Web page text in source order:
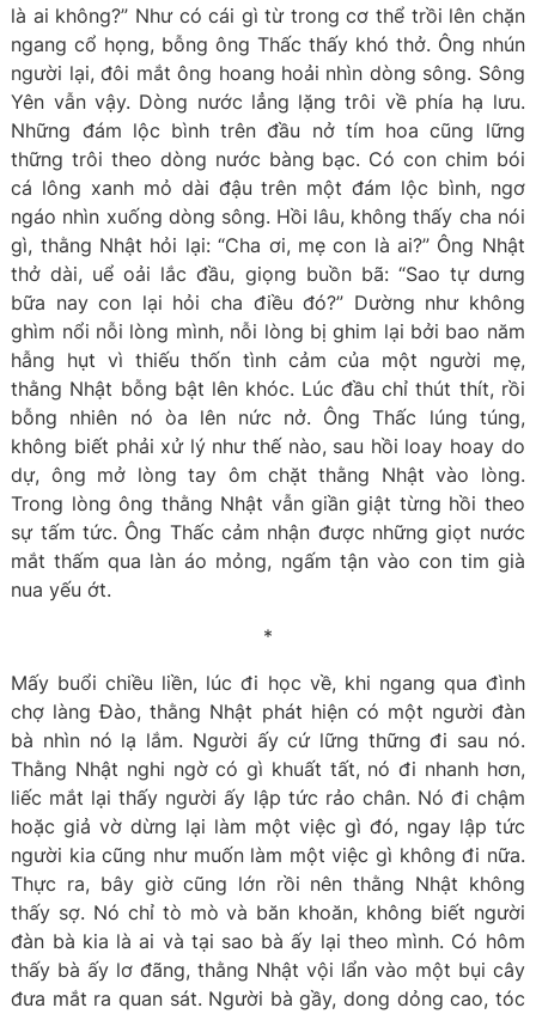
là ai không?” Như có cái gì từ trong cơ thể trồi lên chặn
ngang cổ họng, bỗng ông Thấc thấy khó thở. Ông nhún
người lại, đôi mắt ông hoang hoải nhìn dòng sông. Sông
Yên vẫn vậy. Dòng nước lẳng lặng trôi về phía hạ lưu.
Những đám lộc bình trên đầu nở tím hoa cũng lững
thững trôi theo dòng nước bàng bạc. Có con chim bói
cá lông xanh mỏ dài đậu trên một đám lộc bình, ngơ
ngáo nhìn xuống dòng sông. Hồi lâu, không thấy cha nói
gì, thằng Nhật hỏi lại: “Cha ơi, mẹ con là ai?” Ông Nhật
thở dài, uể oải lắc đầu, giọng buồn bã: “Sao tự dưng
bữa nay con lại hỏi cha điều đó?” Dường như không
ghìm nổi nỗi lòng mình, nỗi lòng bị ghim lại bởi bao năm
hẫng hụt vì thiếu thốn tình cảm của một người mẹ,
thằng Nhật bỗng bật lên khóc. Lúc đầu chỉ thút thít, rồi
bỗng nhiên nó òa lên nức nở. Ông Thấc lúng túng,
không biết phải xử lý như thế nào, sau hồi loay hoay do
dự, ông mở lòng tay ôm chặt thằng Nhật vào lòng.
Trong lòng ông thằng Nhật vẫn giần giật từng hồi theo
sự tấm tức. Ông Thấc cảm nhận được những giọt nước
mắt thấm qua làn áo mỏng, ngấm tận vào con tim già
nua yếu ớt.
*
Mấy buổi chiều liền, lúc đi học về, khi ngang qua đình
chợ làng Đào, thằng Nhật phát hiện có một người đàn
bà nhìn nó lạ lắm. Người ấy cứ lững thững đi sau nó.
Thằng Nhật nghi ngờ có gì khuất tất, nó đi nhanh hơn,
liếc mắt lại thấy người ấy lập tức rảo chân. Nó đi chậm
hoặc giả vờ dừng lại làm một việc gì đó, ngay lập tức
người kia cũng như muốn làm một việc gì không đi nữa.
Thực ra, bây giờ cũng lớn rồi nên thằng Nhật không
thấy sợ. Nó chỉ tò mò và băn khoăn, không biết người
đàn bà kia là ai và tại sao bà ấy lại theo mình. Có hôm
thấy bà ấy lơ đãng, thằng Nhật vội lẩn vào một bụi cây
đưa mắt ra quan sát. Người bà gầy, dong dỏng cao, tóc